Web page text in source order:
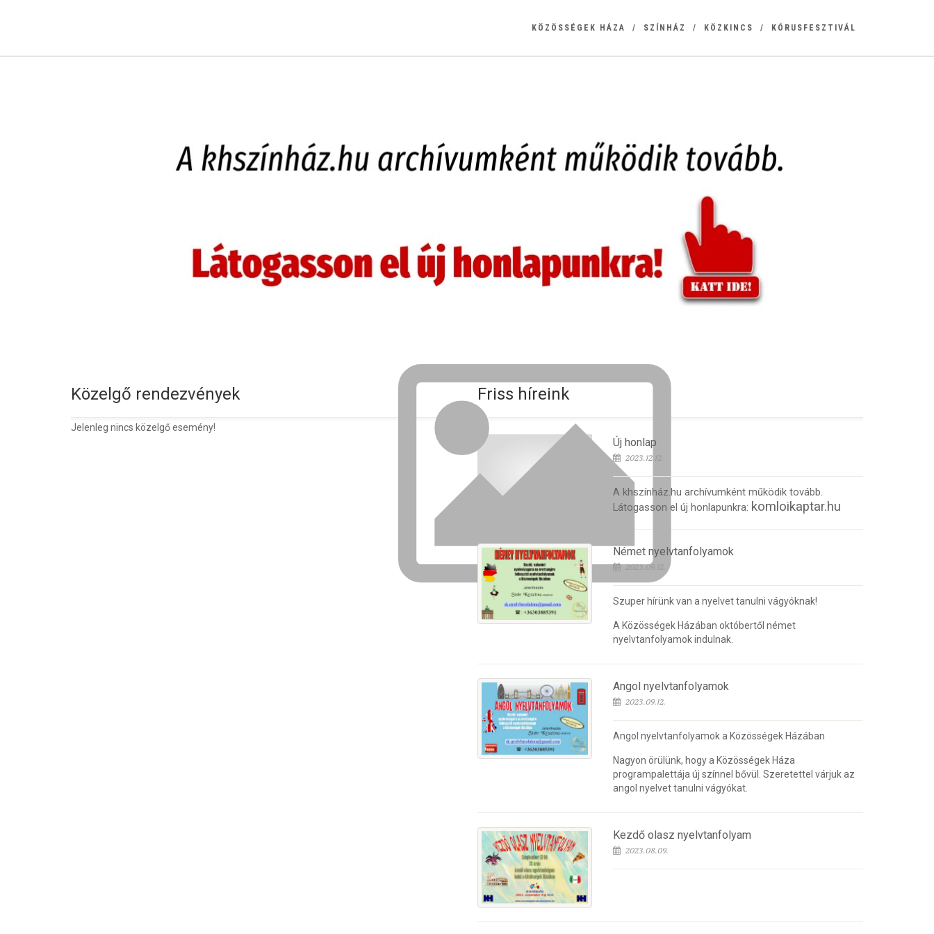
KÖZÖSSÉGEK HÁZA SZÍNHÁZ KÖZKINCS KÓRUSFESZTIVÁL
Közelgő rendezvények
Jelenleg nincs közelgő esemény!
Friss híreink
Új honlap
2023.12.12.
A khszínház.hu archívumként működik tovább.
Látogasson el új honlapunkra: komloikaptar.hu
Német nyelvtanfolyamok
2023.09.12.
Szuper hírünk van a nyelvet tanulni vágyóknak!
A Közösségek Házában októbertől német
nyelvtanfolyamok indulnak.
Angol nyelvtanfolyamok
2023.09.12.
Angol nyelvtanfolyamok a Közösségek Házában
Nagyon örülünk, hogy a Közösségek Háza
programpalettája új színnel bővül. Szeretettel várjuk az
angol nyelvet tanulni vágyókat.
Kezdő olasz nyelvtanfolyam
2023.08.09.